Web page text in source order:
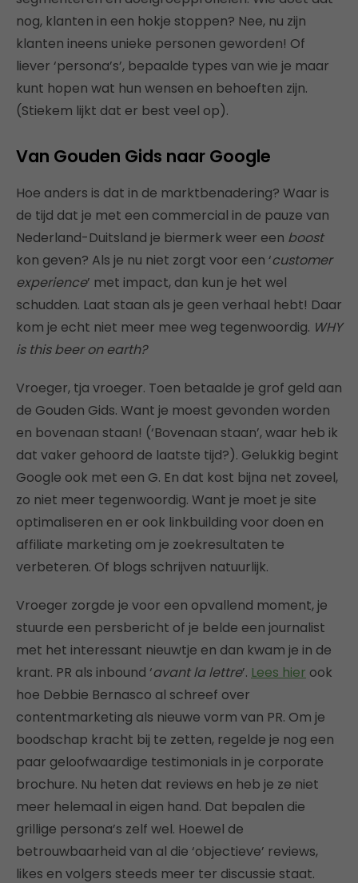
nog, klanten in een hokje stoppen? Nee, nu zijn
klanten ineens unieke personen geworden! Of
liever ‘persona’s’, bepaalde types van wie je maar
kunt hopen wat hun wensen en behoeften zijn.
(Stiekem lijkt dat er best veel op).
Van Gouden Gids naar Google
Hoe anders is dat in de marktbenadering? Waar is
de tijd dat je met een commercial in de pauze van
Nederland-Duitsland je biermerk weer een boost
kon geven? Als je nu niet zorgt voor een ‘customer
experience’ met impact, dan kun je het wel
schudden. Laat staan als je geen verhaal hebt! Daar
kom je echt niet meer mee weg tegenwoordig. WHY
is this beer on earth?
Vroeger, tja vroeger. Toen betaalde je grof geld aan
de Gouden Gids. Want je moest gevonden worden
en bovenaan staan! (‘Bovenaan staan’, waar heb ik
dat vaker gehoord de laatste tijd?). Gelukkig begint
Google ook met een G. En dat kost bijna net zoveel,
zo niet meer tegenwoordig. Want je moet je site
optimaliseren en er ook linkbuilding voor doen en
affiliate marketing om je zoekresultaten te
verbeteren. Of blogs schrijven natuurlijk.
Vroeger zorgde je voor een opvallend moment, je
stuurde een persbericht of je belde een journalist
met het interessant nieuwtje en dan kwam je in de
krant. PR als inbound ‘avant la lettre’. Lees hier ook
hoe Debbie Bernasco al schreef over
contentmarketing als nieuwe vorm van PR. Om je
boodschap kracht bij te zetten, regelde je nog een
paar geloofwaardige testimonials in je corporate
brochure. Nu heten dat reviews en heb je ze niet
meer helemaal in eigen hand. Dat bepalen die
grillige persona’s zelf wel. Hoewel de
betrouwbaarheid van al die ‘objectieve’ reviews,
likes en volgers steeds meer ter discussie staat.